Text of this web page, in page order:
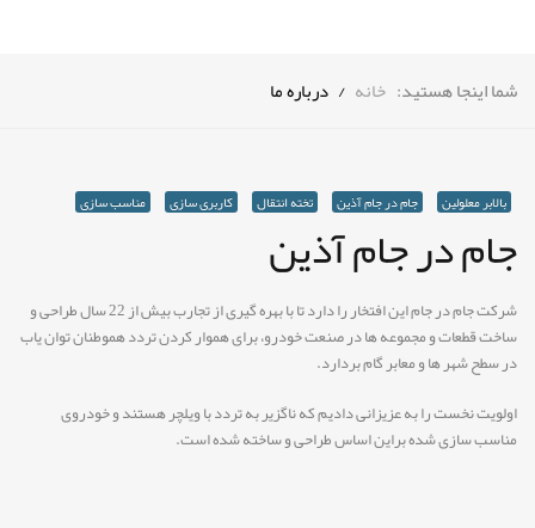
شما اینجا هستید: خانه / درباره ما
بالابر معلولین جام در جام آذین تخته انتقال کاربری سازی مناسب سازی
جام در جام آذین
شرکت جام در جام این افتخار را دارد تا با بهره گیری از تجارب بیش از 22 سال طراحی و
ساخت قطعات و مجموعه ها در صنعت خودرو، برای هموار کردن تردد هموطنان توان یاب
در سطح شهر ها و معابر گام بردارد.
اولویت نخست را به عزیزانی دادیم که ناگزیر به تردد با ویلچر هستند و خودروی
مناسب سازی شده براین اساس طراحی و ساخته شده است.